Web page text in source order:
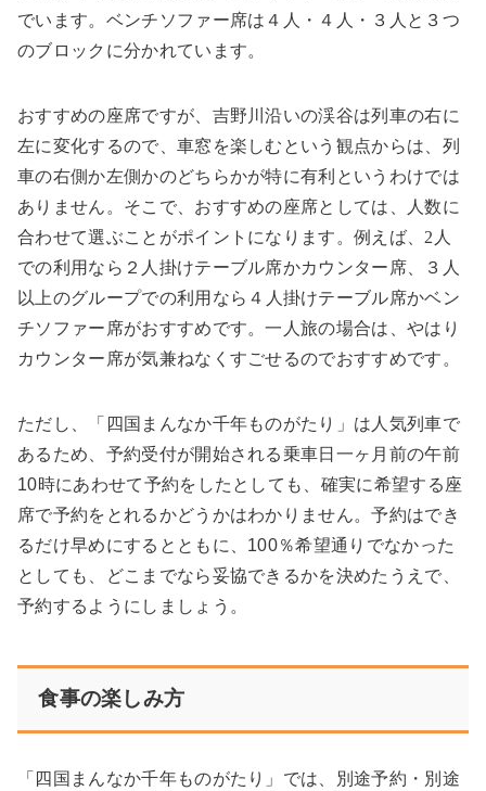
でいます。ベンチソファー席は４人・４人・３人と３つ
のブロックに分かれています。
おすすめの座席ですが、吉野川沿いの渓谷は列車の右に
左に変化するので、車窓を楽しむという観点からは、列
車の右側か左側かのどちらかが特に有利というわけでは
ありません。そこで、おすすめの座席としては、人数に
合わせて選ぶことがポイントになります。例えば、 2 人
での利用なら ２ 人掛けテーブル席かカウンター席、３人
以上のグループでの利用なら ４ 人掛けテーブル席かベン
チソファー席がおすすめです。一人旅の場合は、やはり
カウンター席が気兼ねなくすごせるのでおすすめです。
ただし、「四国まんなか千年ものがたり」は人気列車で
あるため、予約受付が開始される乗車日一ヶ月前の午前
10時にあわせて予約をしたとしても、確実に希望する座
席で予約をとれるかどうかはわかりません。予約はでき
るだけ早めにするとともに、100％希望通りでなかった
としても、どこまでなら妥協できるかを決めたうえで、
予約するようにしましょう。
食事の楽しみ方
「四国まんなか千年ものがたり」では、別途予約・別途